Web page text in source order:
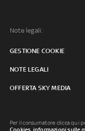
Note legali:
GESTIONE COOKIE
NOTE LEGALI
OFFERTA SKY MEDIA
Per il consumatore clicca qui
Cookies informazioni sulle